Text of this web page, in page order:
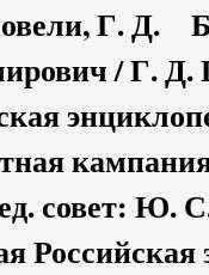
Г. Д.
/ Г. Д.
совет: Ю.
Российская